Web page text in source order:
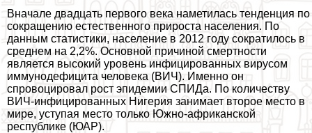
Вначале двадцать первого века наметилась тенденция по
сокращению естественного прироста населения. По
данным статистики, население в 2012 году сократилось в
среднем на 2,2%. Основной причиной cмepтности
является высокий уровень инфицированных вирусом
иммунодефицита человека (ВИЧ). Именно он
спровоцировал рост эпидемии СПИДа. По количеству
ВИЧ-инфицированных Нигерия занимает второе место в
мире, уступая место только Южно-африканской
республике (ЮАР).